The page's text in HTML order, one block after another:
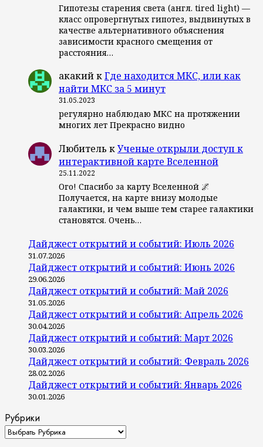
Гипотезы старения света (англ. tired light) —
класс опровергнутых гипотез, выдвинутых в
качестве альтернативного объяснения
зависимости красного смещения от
расстояния…
акакийкГде находится МКС, или как
найти МКС за 5 минут
31.05.2023
регулярно наблюдаю МКС на протяжении
многих лет Прекрасно видно
Любитель кУченые открыли доступ к
интерактивной карте Вселенной
25.11.2022
Ого! Спасибо за карту Вселенной 🌌
Получается, на карте внизу молодые
галактики, и чем выше тем старее галактики
становятся. Очень…
Дайджест открытий и событий: Июль 2026
31.07.2026
Дайджест открытий и событий: Июнь 2026
29.06.2026
Дайджест открытий и событий: Май 2026
31.05.2026
Дайджест открытий и событий: Апрель 2026
30.04.2026
Дайджест открытий и событий: Март 2026
30.03.2026
Дайджест открытий и событий: Февраль 2026
28.02.2026
Дайджест открытий и событий: Январь 2026
30.01.2026
Рубрики